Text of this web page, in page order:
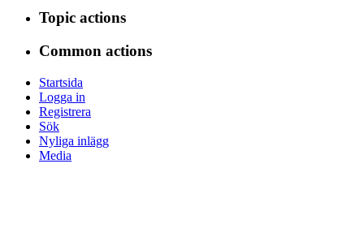
Topic actions
Common actions
Startsida
Logga in
Registrera
Sök
Nyliga inlägg
Media